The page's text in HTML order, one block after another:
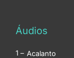
Áudios
Acalanto